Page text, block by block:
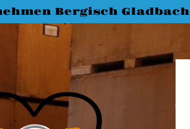
Bergisch Gladbach